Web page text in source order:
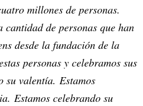
millones de personas.
cantidad de personas que han
desde la fundación de la
personas y celebramos sus
su valentía. Estamos
Estamos celebrando su